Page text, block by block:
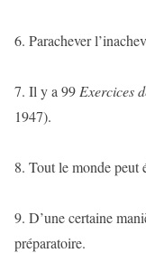
6. Parachever
7. Il y a 99 Exercices
1947).
8. Tout le monde peut
9. D’une certaine
préparatoire.